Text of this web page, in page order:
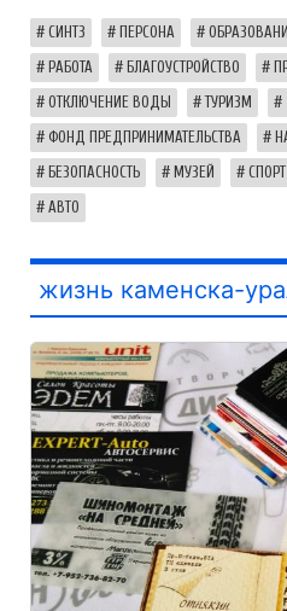
СИНТЗ ПЕРСОНА
РАБОТА БЛАГОУСТРОЙСТВО
ОТКЛЮЧЕНИЕ ВОДЫ ТУРИЗМ
ФОНД ПРЕДПРИНИМАТЕЛЬСТВА
БЕЗОПАСНОСТЬ МУЗЕЙ СПОРТ
АВТО
жизнь каменска-